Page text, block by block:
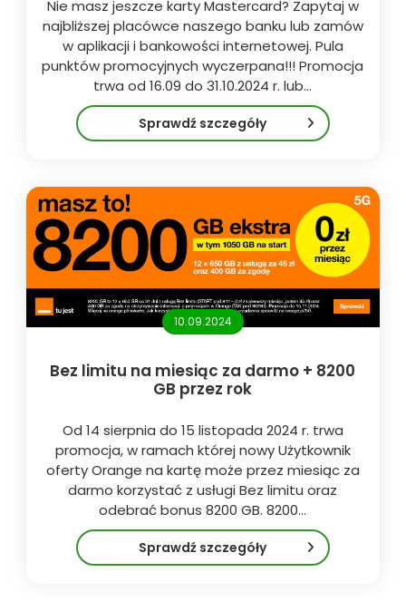
Nie masz jeszcze karty Mastercard? Zapytaj w
najbliższej placówce naszego banku lub zamów
w aplikacji i bankowości internetowej. Pula
punktów promocyjnych wyczerpana!!! Promocja
trwa od 16.09 do 31.10.2024 r. lub…
Sprawdź szczegóły
10.09.2024
Bez limitu na miesiąc za darmo + 8200
GB przez rok
Od 14 sierpnia do 15 listopada 2024 r. trwa
promocja, w ramach której nowy Użytkownik
oferty Orange na kartę może przez miesiąc za
darmo korzystać z usługi Bez limitu oraz
odebrać bonus 8200 GB. 8200…
Sprawdź szczegóły